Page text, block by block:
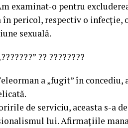
examinat-o pentru
pericol, respectiv o infecție,
sexuală.
?? ????????
a „fugit” în concediu,
de serviciu, aceasta s-a
lui. Afirmațiile